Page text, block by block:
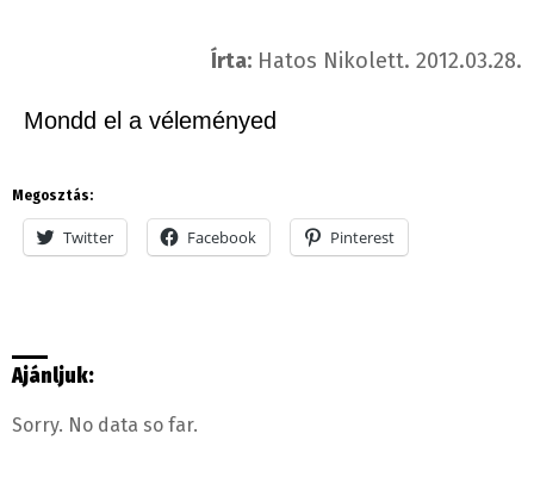
Írta: Hatos Nikolett. 2012.03.28.
Mondd el a véleményed
Megosztás:
Twitter Facebook Pinterest
Ajánljuk:
Sorry. No data so far.